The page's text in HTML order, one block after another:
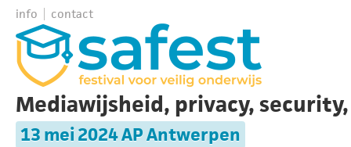
info contact
Mediawijsheid, privacy,
13 mei 2024 AP Antwerpen